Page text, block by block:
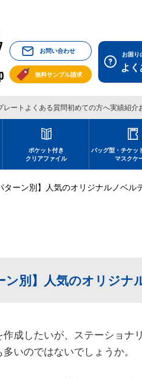
お問い合わせ
無料サンプル請求
お困り
よ
レート よくある質問初めての方へ実績紹介
ポケット付き
クリアファイル
バッグ型・チケッ
マスクケ
ターン別】人気のオリジナルノベル
ン別】人気のオリジ
作成したいが、ステーショナ
いのではないでしょうか。